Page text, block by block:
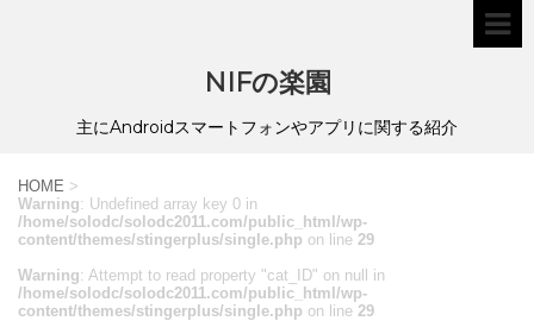
NIFの楽園
主にAndroidスマートフォンやアプリに関する紹介
HOME >
Warning: Undefined array key 0 in
/home/solodc/solodc2011.com/public_html/wp-
content/themes/stingerplus/single.php on line 29
Warning: Attempt to read property "cat_ID" on null in
/home/solodc/solodc2011.com/public_html/wp-
content/themes/stingerplus/single.php on line 29